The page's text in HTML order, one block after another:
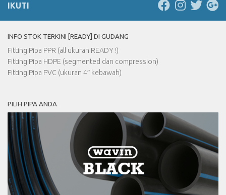
IKUTI
INFO STOK TERKINI [READY] DI GUDANG
Fitting Pipa PPR (all ukuran READY !)
Fitting Pipa HDPE (segmented dan compression)
Fitting Pipa PVC (ukuran 4″ kebawah)
PILIH PIPA ANDA